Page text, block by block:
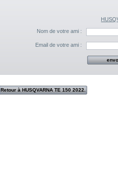
Nom de votre ami :
Email de votre ami :
Retour à HUSQVARNA TE 150 2022.